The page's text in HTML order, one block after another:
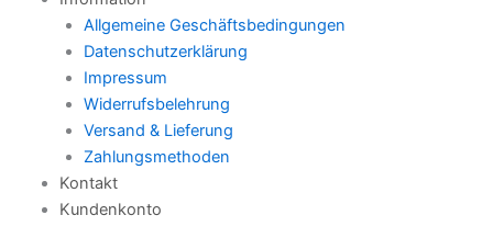
Allgemeine Geschäftsbedingungen
Datenschutzerklärung
Impressum
Widerrufsbelehrung
Versand & Lieferung
Zahlungsmethoden
Kontakt
Kundenkonto